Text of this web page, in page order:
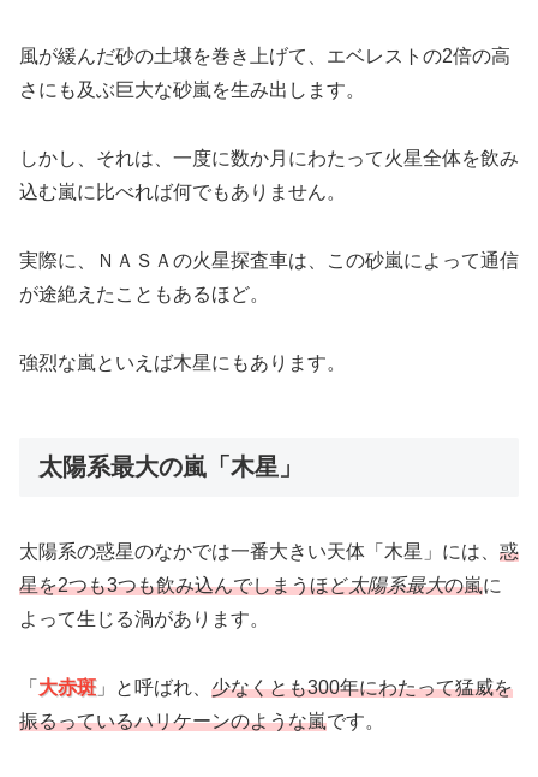
風が緩んだ砂の土壌を巻き上げて、エベレストの2倍の高
さにも及ぶ巨大な砂嵐を生み出します。
しかし、それは、一度に数か月にわたって火星全体を飲み
込む嵐に比べれば何でもありません。
実際に、ＮＡＳＡの火星探査車は、この砂嵐によって通信
が途絶えたこともあるほど。
強烈な嵐といえば木星にもあります。
太陽系最大の嵐「木星」
太陽系の惑星のなかでは一番大きい天体「木星」には、 惑
星を2つも3つも飲み込んでしまうほど太陽系最大の嵐に
よって生じる渦があります。
「 大赤斑」と呼ばれ、 少なくとも300年にわたって猛威を
振るっているハリケーンのような嵐です。